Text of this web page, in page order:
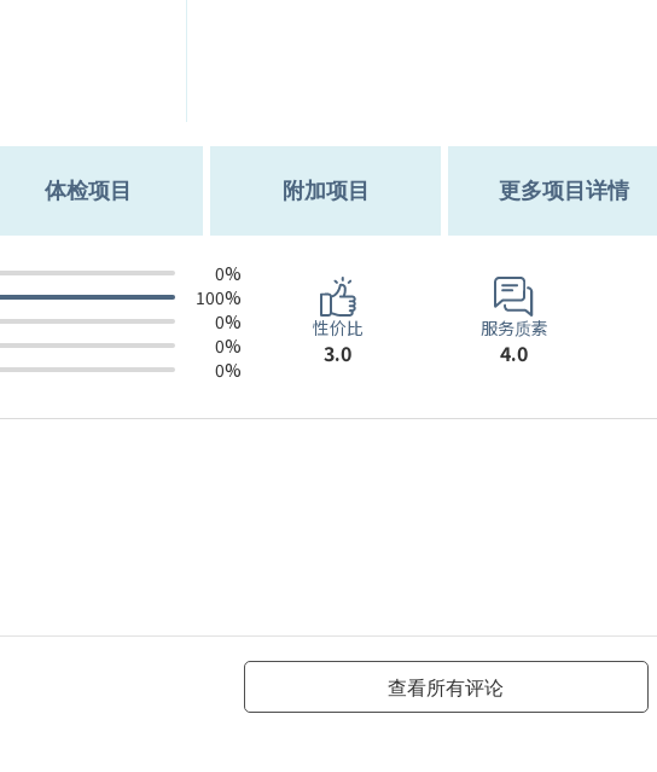
体检项目 附加项目 更多项目详情
0%
100%
0%
0%
0%
性价比
3.0
服务质素
4.0
查看所有评论